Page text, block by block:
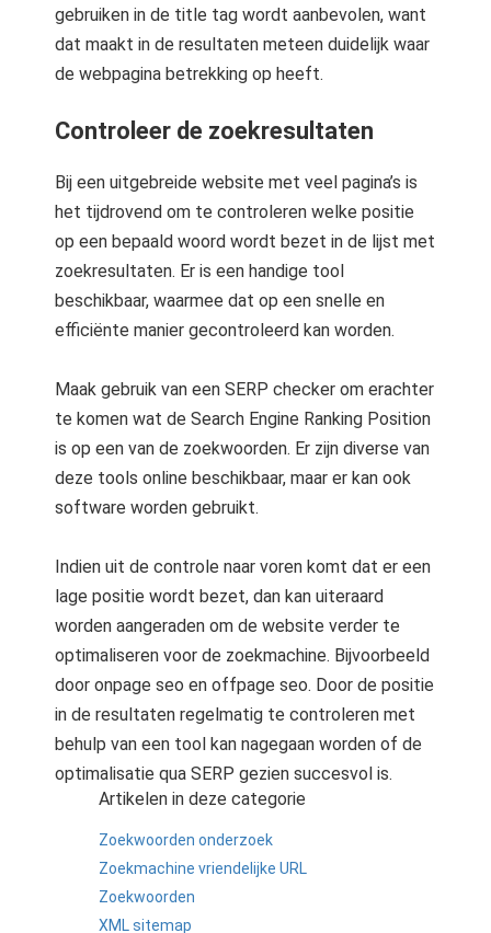
gebruiken in de title tag wordt aanbevolen, want
dat maakt in de resultaten meteen duidelijk waar
de webpagina betrekking op heeft.
Controleer de zoekresultaten
Bij een uitgebreide website met veel pagina’s is
het tijdrovend om te controleren welke positie
op een bepaald woord wordt bezet in de lijst met
zoekresultaten. Er is een handige tool
beschikbaar, waarmee dat op een snelle en
efficiënte manier gecontroleerd kan worden.
Maak gebruik van een SERP checker om erachter
te komen wat de Search Engine Ranking Position
is op een van de zoekwoorden. Er zijn diverse van
deze tools online beschikbaar, maar er kan ook
software worden gebruikt.
Indien uit de controle naar voren komt dat er een
lage positie wordt bezet, dan kan uiteraard
worden aangeraden om de website verder te
optimaliseren voor de zoekmachine. Bijvoorbeeld
door onpage seo en offpage seo. Door de positie
in de resultaten regelmatig te controleren met
behulp van een tool kan nagegaan worden of de
optimalisatie qua SERP gezien succesvol is.
Artikelen in deze categorie
Zoekwoorden onderzoek
Zoekmachine vriendelijke URL
Zoekwoorden
XML sitemap
gebruikt
te
website-
van